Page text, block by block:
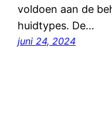
voldoen aan de
huidtypes. De…
juni 24, 2024